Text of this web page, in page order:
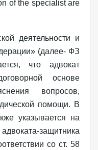
of the specialist are
деятельности и
(далее- ФЗ
что адвокат
основе
вопросов,
помощи. В
указывается на
защитника
со ст. 58